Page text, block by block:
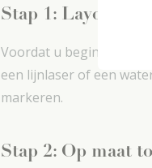
Stap 1: Layout
Voordat u begint:
een lijnlaser of een
markeren.
Stap 2: Op maat